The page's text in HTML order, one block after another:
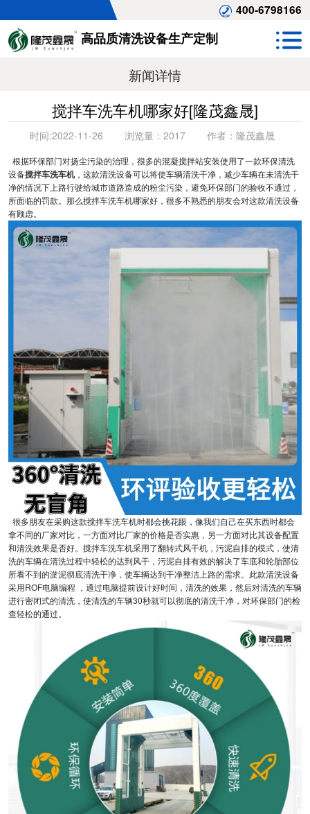
400-6798166
高品质清洗设备生产定制
新闻详情
搅拌车洗车机哪家好[隆茂鑫晟]
时间:2022-11-26 浏览量： 2017 作者： 隆茂鑫晟
根据环保部门对扬尘污染的治理，很多的混凝搅拌站安装使用了一款环保清洗
设备搅拌车洗车机，这款清洗设备可以将使车辆清洗干净，减少车辆在未清洗干
净的情况下上路行驶给城市道路造成的粉尘污染，避免环保部门的验收不通过，
所面临的罚款。那么搅拌车洗车机哪家好，很多不熟悉的朋友会对这款清洗设备
有顾虑。
很多朋友在采购这款搅拌车洗车机时都会挑花眼，像我们自己在买东西时都会
拿不同的厂家对比，一方面对比厂家的价格是否实惠，另一方面对比其设备配置
和清洗效果是否好。搅拌车洗车机采用了翻转式风干机，污泥自排的模式，使清
洗的车辆在清洗过程中轻松的达到风干，污泥自排有效的解决了车底和轮胎部位
所看不到的淤泥彻底清洗干净，使车辆达到干净整洁上路的需求。此款清洗设备
采用ROF电脑编程 ，通过电脑提前设计好时间，清洗的效果，然后对清洗的车辆
进行密闭式的清洗，使清洗的车辆30秒就可以彻底的清洗干净，对环保部门的检
查轻松的通过。